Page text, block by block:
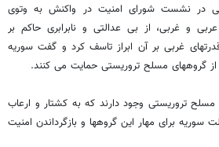
در نشست شورای امنیت در واکنش به وتوی
و غربی، از بی عدالتی و نابرابری حاکم بر
غربی بر آن ابراز تاسف کرد و گفت سوریه
گروههای مسلح تروریستی حمایت می کنند.
تروریستی وجود دارند که به کشتار و ارعاب
برای مهار این گروهها و بازگرداندن امنیت